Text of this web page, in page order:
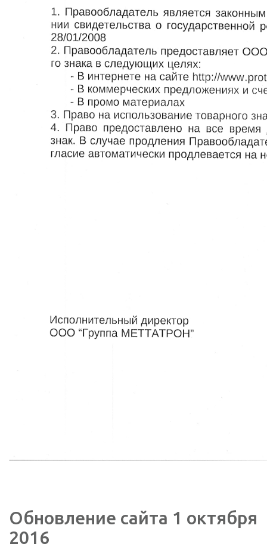
Обновление сайта 1 октября
2016